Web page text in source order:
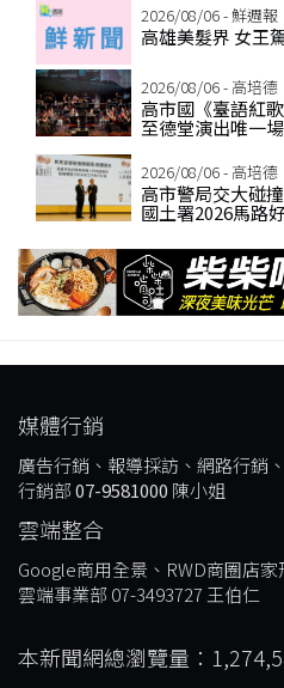
2026/08/06 - 鮮週報
高雄美髮界 女王
2026/08/06 - 高培德
高市國《臺語紅
至德堂演出唯一場
2026/08/06 - 高培德
高市警局交大碰
國土署2026馬路
媒體行銷
廣告行銷、報導採訪、網路行銷
行銷部07-9581000 陳小姐
雲端整合
Google商用全景、RWD商圈店
雲端事業部 07-3493727 王伯仁
本新聞網總瀏覽量：